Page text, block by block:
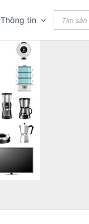
Thông tin
kiếm